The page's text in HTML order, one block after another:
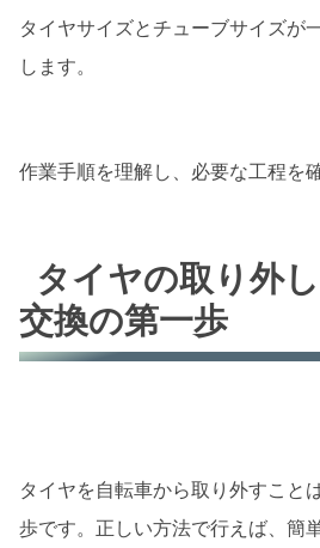
タイヤサイズとチューブサイズが
します。
作業手順を理解し、必要な工程を
タイヤの取り外
交換の第一歩
タイヤを自転車から取り外すこと
歩です。正しい方法で行えば、簡